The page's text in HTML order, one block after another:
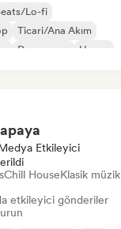
Lo-fi
Ticari/Ana Akım
Dream pop House
Etkileyici
Chill HouseKlasik müzik
etkileyici gönderiler